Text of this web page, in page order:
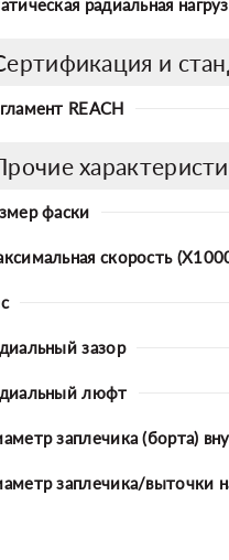
радиальная
и
REACH
фаски
скорость
зазор
люфт
заплечика (борта)
заплечика/выточки